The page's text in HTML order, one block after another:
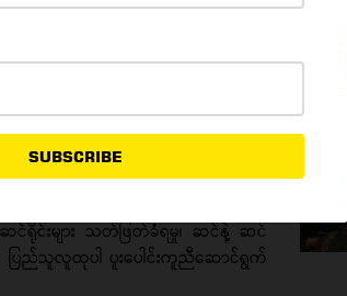
SUBSCRIBE
တွေ၊ ကျောက်ဖြစ်ရုပ်ကြွင်းတွေ၊ အစွယ်
ပစ္စည်းတွေကို ပြသထားလို့ အသေးစိတ်
ပေးထားတဲ့အပြင် အမှတ်တရပစ္စည်း
ကိုလည်း ဝယ်ယူနိုင်ပါတယ်။
တောဆင်ရိုင်းတွေကို ထိန်းသိမ်းကာ
င်ရိုင်းများ သတ်ဖြတ်ခံရမှု၊ ဆင်နဲ့ ဆင်
ပြည်သူလူထုပါ ပူးပေါင်းကူညီဆောင်ရွက်